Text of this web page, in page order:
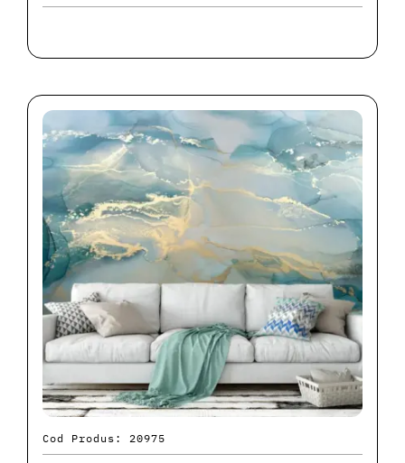
Cod Produs: 20975